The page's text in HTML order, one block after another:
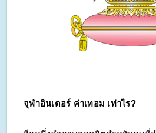
จุฬาอินเตอร์ ค่าเทอม เท่าไร?